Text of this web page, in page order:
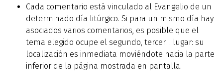
Cada comentario está vinculado al Evangelio de un
determinado día litúrgico. Si para un mismo día hay
asociados varios comentarios, es posible que el
tema elegido ocupe el segundo, tercer… lugar: su
localización es inmediata moviéndote hacia la parte
inferior de la página mostrada en pantalla.